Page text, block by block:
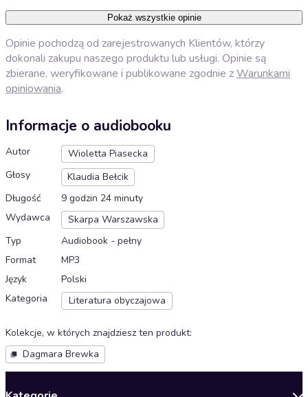
Pokaż wszystkie opinie
Opinie pochodzą od zarejestrowanych Klientów, którzy
dokonali zakupu naszego produktu lub usługi. Opinie są
zbierane, weryfikowane i publikowane zgodnie zWarunkami
opiniowania.
Informacje o audiobooku
Autor
Wioletta Piasecka
Głosy
Klaudia Bełcik
Długość
9 godzin 24 minuty
Wydawca
Skarpa Warszawska
Typ
Audiobook - pełny
Format
MP3
Język
Polski
Kategoria
Literatura obyczajowa
Kolekcje, w których znajdziesz ten produkt:
Dagmara Brewka